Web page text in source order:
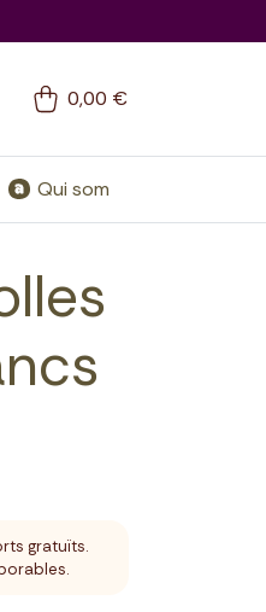
0,00 €
Qui som
gratuïts.